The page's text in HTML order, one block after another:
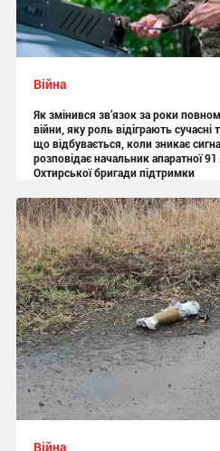
Війна
Як змінився зв’язок за роки
війни, яку роль відіграють сучасні
що відбувається, коли зникає
розповідає начальник апаратної
Охтирської бригади підтримки
13:05 вчора
Війна